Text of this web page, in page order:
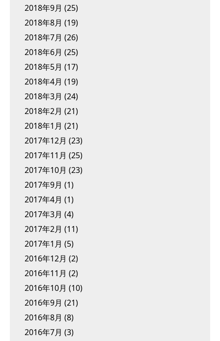
2018年9月 (25)
2018年8月 (19)
2018年7月 (26)
2018年6月 (25)
2018年5月 (17)
2018年4月 (19)
2018年3月 (24)
2018年2月 (21)
2018年1月 (21)
2017年12月 (23)
2017年11月 (25)
2017年10月 (23)
2017年9月 (1)
2017年4月 (1)
2017年3月 (4)
2017年2月 (11)
2017年1月 (5)
2016年12月 (2)
2016年11月 (2)
2016年10月 (10)
2016年9月 (21)
2016年8月 (8)
2016年7月 (3)